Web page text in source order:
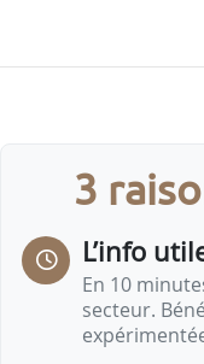
françaises, telles
• le mildiou de la
• les insectes
pour la filière
3
L’info
En 10
secteur.